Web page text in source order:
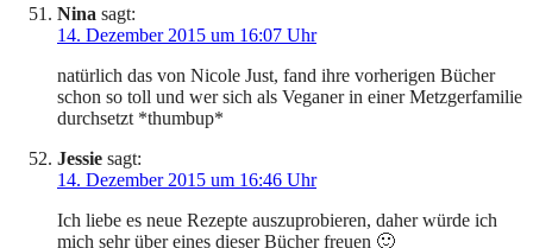
Nina sagt:
14. Dezember 2015 um 16:07 Uhr
natürlich das von Nicole Just, fand ihre vorherigen Bücher
schon so toll und wer sich als Veganer in einer Metzgerfamilie
durchsetzt *thumbup*
Jessie sagt:
14. Dezember 2015 um 16:46 Uhr
Ich liebe es neue Rezepte auszuprobieren, daher würde ich
mich sehr über eines dieser Bücher freuen 🙂